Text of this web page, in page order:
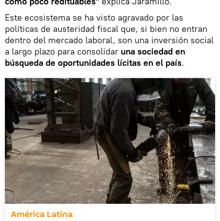
Este ecosistema se ha visto agravado por las
políticas de austeridad fiscal que, si bien no entran
dentro del mercado laboral, son una inversión social
a largo plazo para consolidar una sociedad en
búsqueda de oportunidades lícitas en el país.
América Latina